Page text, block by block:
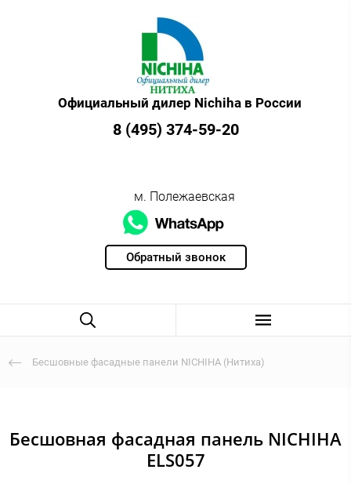
Обратный звонок
Официальный дилер Nichiha в России
8 (495) 374-59-20
м. Полежаевская
Бесшовные фасадные панели NICHIHA (Нитиха)
Бесшовная фасадная панель NICHIHA
ELS057